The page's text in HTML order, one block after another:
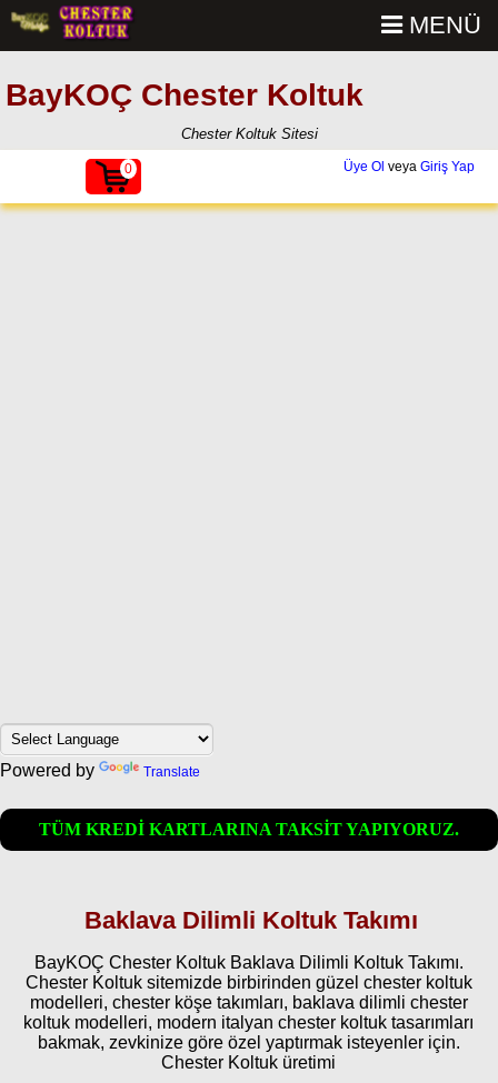
BayKOÇ Chester Koltuk
MENÜ
Chester Koltuk Sitesi
0 Üye Ol veya Giriş Yap
Powered by Translate
TÜM KREDİ KARTLARINA TAKSİT YAPIYORUZ.
Baklava Dilimli Koltuk Takımı
BayKOÇ Chester Koltuk Baklava Dilimli Koltuk Takımı.
Chester Koltuk sitemizde birbirinden güzel chester koltuk
modelleri, chester köşe takımları, baklava dilimli chester
koltuk modelleri, modern italyan chester koltuk tasarımları
bakmak, zevkinize göre özel yaptırmak isteyenler için.
Chester Koltuk üretimi